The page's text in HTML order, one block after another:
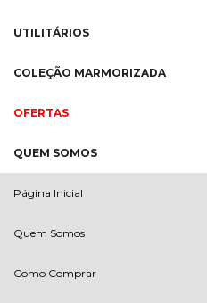
UTILITÁRIOS
COLEÇÃO MARMORIZADA
OFERTAS
QUEM SOMOS
Página Inicial
Quem Somos
Como Comprar